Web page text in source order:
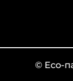
© Eco-